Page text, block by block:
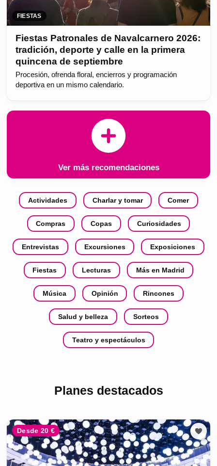
FIESTAS
Fiestas Patronales de Navalcarnero 2026:
tradición, deporte y calle en la primera
quincena de septiembre
Procesión, ofrenda floral, encierros y programación
deportiva en un mismo calendario.
Ver más recomendaciones
Actividades Charlar y tomar Comer
Compras Copas Curiosidades
Entrevistas Excursiones Exposiciones
Fiestas Lecturas Más en Madrid
Música Opinión Rincones
Salud y belleza Sorteos
Teatro y espectáculos
Planes destacados
Desde 20 €